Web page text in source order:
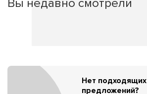
Вы недавно смотрели
Нет подходящих
предложений?